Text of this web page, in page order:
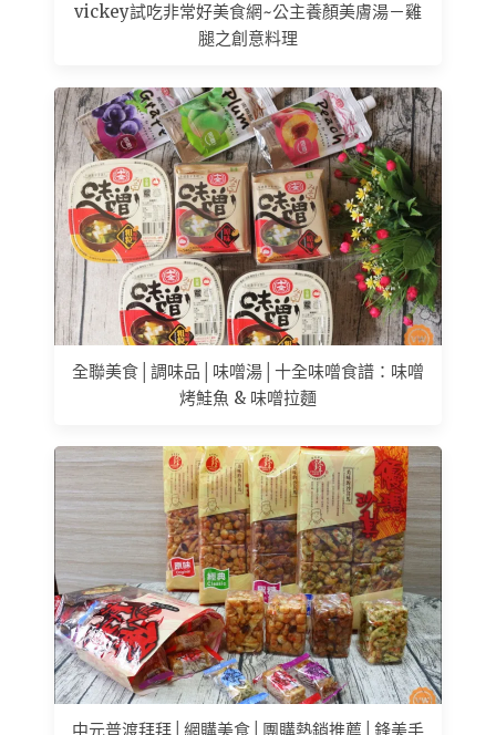
vickey試吃非常好美食網~公主養顏美膚湯－雞
腿之創意料理
全聯美食│調味品│味噌湯│十全味噌食譜：味噌
烤鮭魚 & 味噌拉麵
中元普渡拜拜│網購美食│團購熱銷推薦│鋒美手